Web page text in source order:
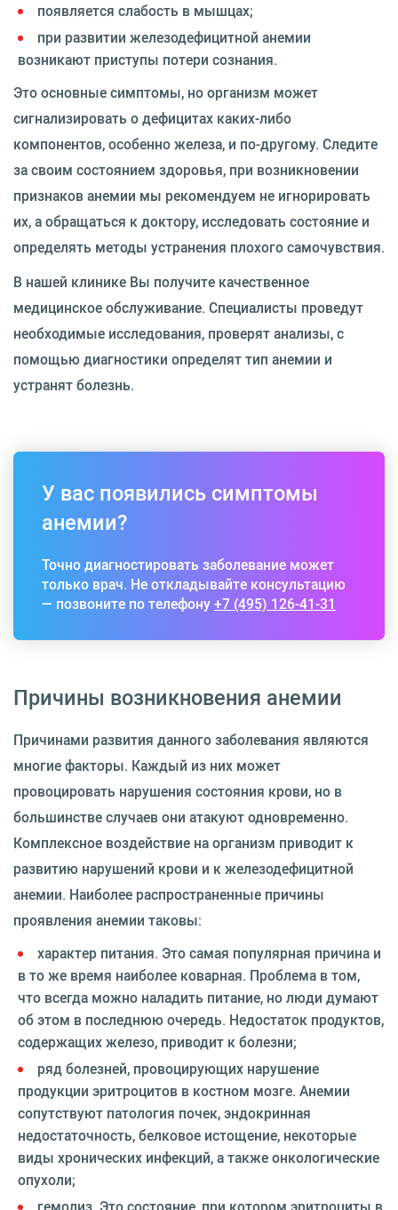
появляется слабость в мышцах;
при развитии железодефицитной анемии
возникают приступы потери сознания.
Это основные симптомы, но организм может
сигнализировать о дефицитах каких-либо
компонентов, особенно железа, и по-другому. Следите
за своим состоянием здоровья, при возникновении
признаков анемии мы рекомендуем не игнорировать
их, а обращаться к доктору, исследовать состояние и
определять методы устранения плохого самочувствия.
В нашей клинике Вы получите качественное
медицинское обслуживание. Специалисты проведут
необходимые исследования, проверят анализы, с
помощью диагностики определят тип анемии и
устранят болезнь.
У вас появились симптомы
анемии?
Точно диагностировать заболевание может
только врач. Не откладывайте консультацию
— позвоните по телефону+7 (495) 126-41-31
Причины возникновения анемии
Причинами развития данного заболевания являются
многие факторы. Каждый из них может
провоцировать нарушения состояния крови, но в
большинстве случаев они атакуют одновременно.
Комплексное воздействие на организм приводит к
развитию нарушений крови и к железодефицитной
анемии. Наиболее распространенные причины
проявления анемии таковы:
характер питания. Это самая популярная причина и
в то же время наиболее коварная. Проблема в том,
что всегда можно наладить питание, но люди думают
об этом в последнюю очередь. Недостаток продуктов,
содержащих железо, приводит к болезни;
ряд болезней, провоцирующих нарушение
продукции эритроцитов в костном мозге. Анемии
сопутствуют патология почек, эндокринная
недостаточность, белковое истощение, некоторые
виды хронических инфекций, а также онкологические
опухоли;